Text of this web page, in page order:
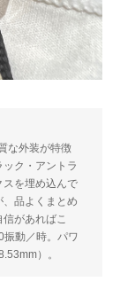
な外装が特徴
ク・アントラ
スを埋め込んで
品よくまとめ
があればこ
動／時。パワ
）。